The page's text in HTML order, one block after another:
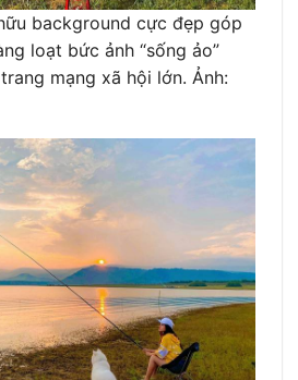
background cực đẹp góp
loạt bức ảnh “sống ảo”
mạng xã hội lớn. Ảnh: